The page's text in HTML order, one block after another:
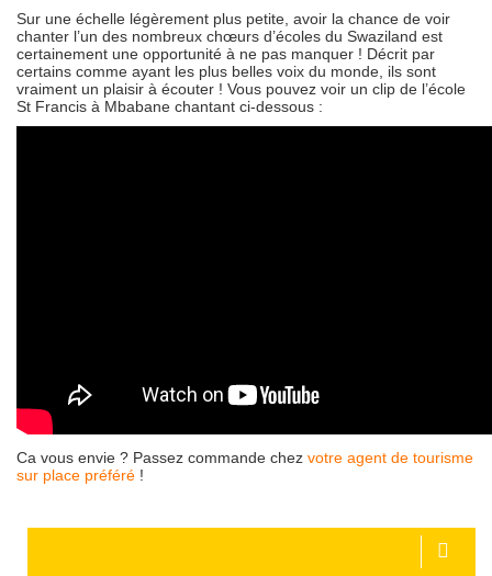
Sur une échelle légèrement plus petite, avoir la chance de voir
chanter l’un des nombreux chœurs d’écoles du Swaziland est
certainement une opportunité à ne pas manquer ! Décrit par
certains comme ayant les plus belles voix du monde, ils sont
vraiment un plaisir à écouter ! Vous pouvez voir un clip de l’école
St Francis à Mbabane chantant ci-dessous :
Ca vous envie ? Passez commande chez votre agent de tourisme
sur place préféré !